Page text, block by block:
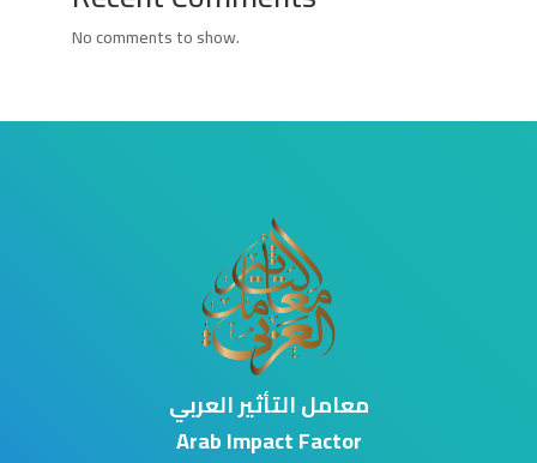
No comments to show.
معامل التأثير العربي
Arab Impact Factor